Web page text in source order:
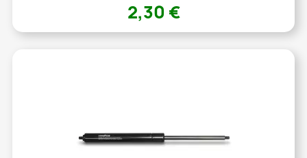
2,30 €